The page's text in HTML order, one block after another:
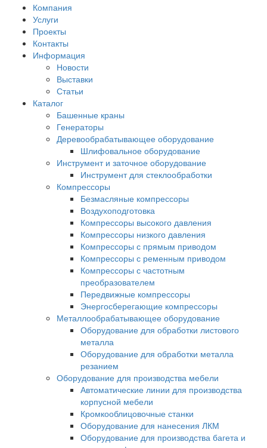
Компания
Услуги
Проекты
Контакты
Информация
Новости
Выставки
Статьи
Каталог
Башенные краны
Генераторы
Деревообрабатывающее оборудование
Шлифовальное оборудование
Инструмент и заточное оборудование
Инструмент для стеклообработки
Компрессоры
Безмасляные компрессоры
Воздухоподготовка
Компрессоры высокого давления
Компрессоры низкого давления
Компрессоры с прямым приводом
Компрессоры с ременным приводом
Компрессоры с частотным
преобразователем
Передвижные компрессоры
Энергосберегающие компрессоры
Металлообрабатывающее оборудование
Оборудование для обработки листового
металла
Оборудование для обработки металла
резанием
Оборудование для производства мебели
Автоматические линии для производства
корпусной мебели
Кромкооблицовочные станки
Оборудование для нанесения ЛКМ
Оборудование для производства багета и